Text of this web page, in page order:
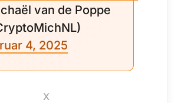
van de Poppe
4, 2025
X